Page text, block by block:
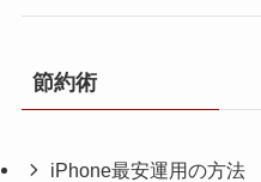
節約術
iPhone最安運用の方法